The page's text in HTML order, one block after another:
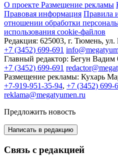
О проекте Размещение рекламы
Правовая информация Правила
отношении обработки
использования cookie-файлов
Редакция: 625003, г. Тюмень, ул.
+7 (3452) 699-691
Главный редактор: Бегун Вадим
+7 (3452) 699-691
Размещение рекламы: Кухарь
+7-919-951-35-94, +7 (3452) 699-
reklama@megatyumen.ru
Предложить новость
Написать в редакцию
Связь с редакцией